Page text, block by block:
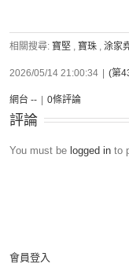
相關搜尋: 寶堅 , 寶珠 , 涂家
2026/05/14 21:00:34 (第
網台 -- 0條評論
評論
You must be logged in to
會員登入